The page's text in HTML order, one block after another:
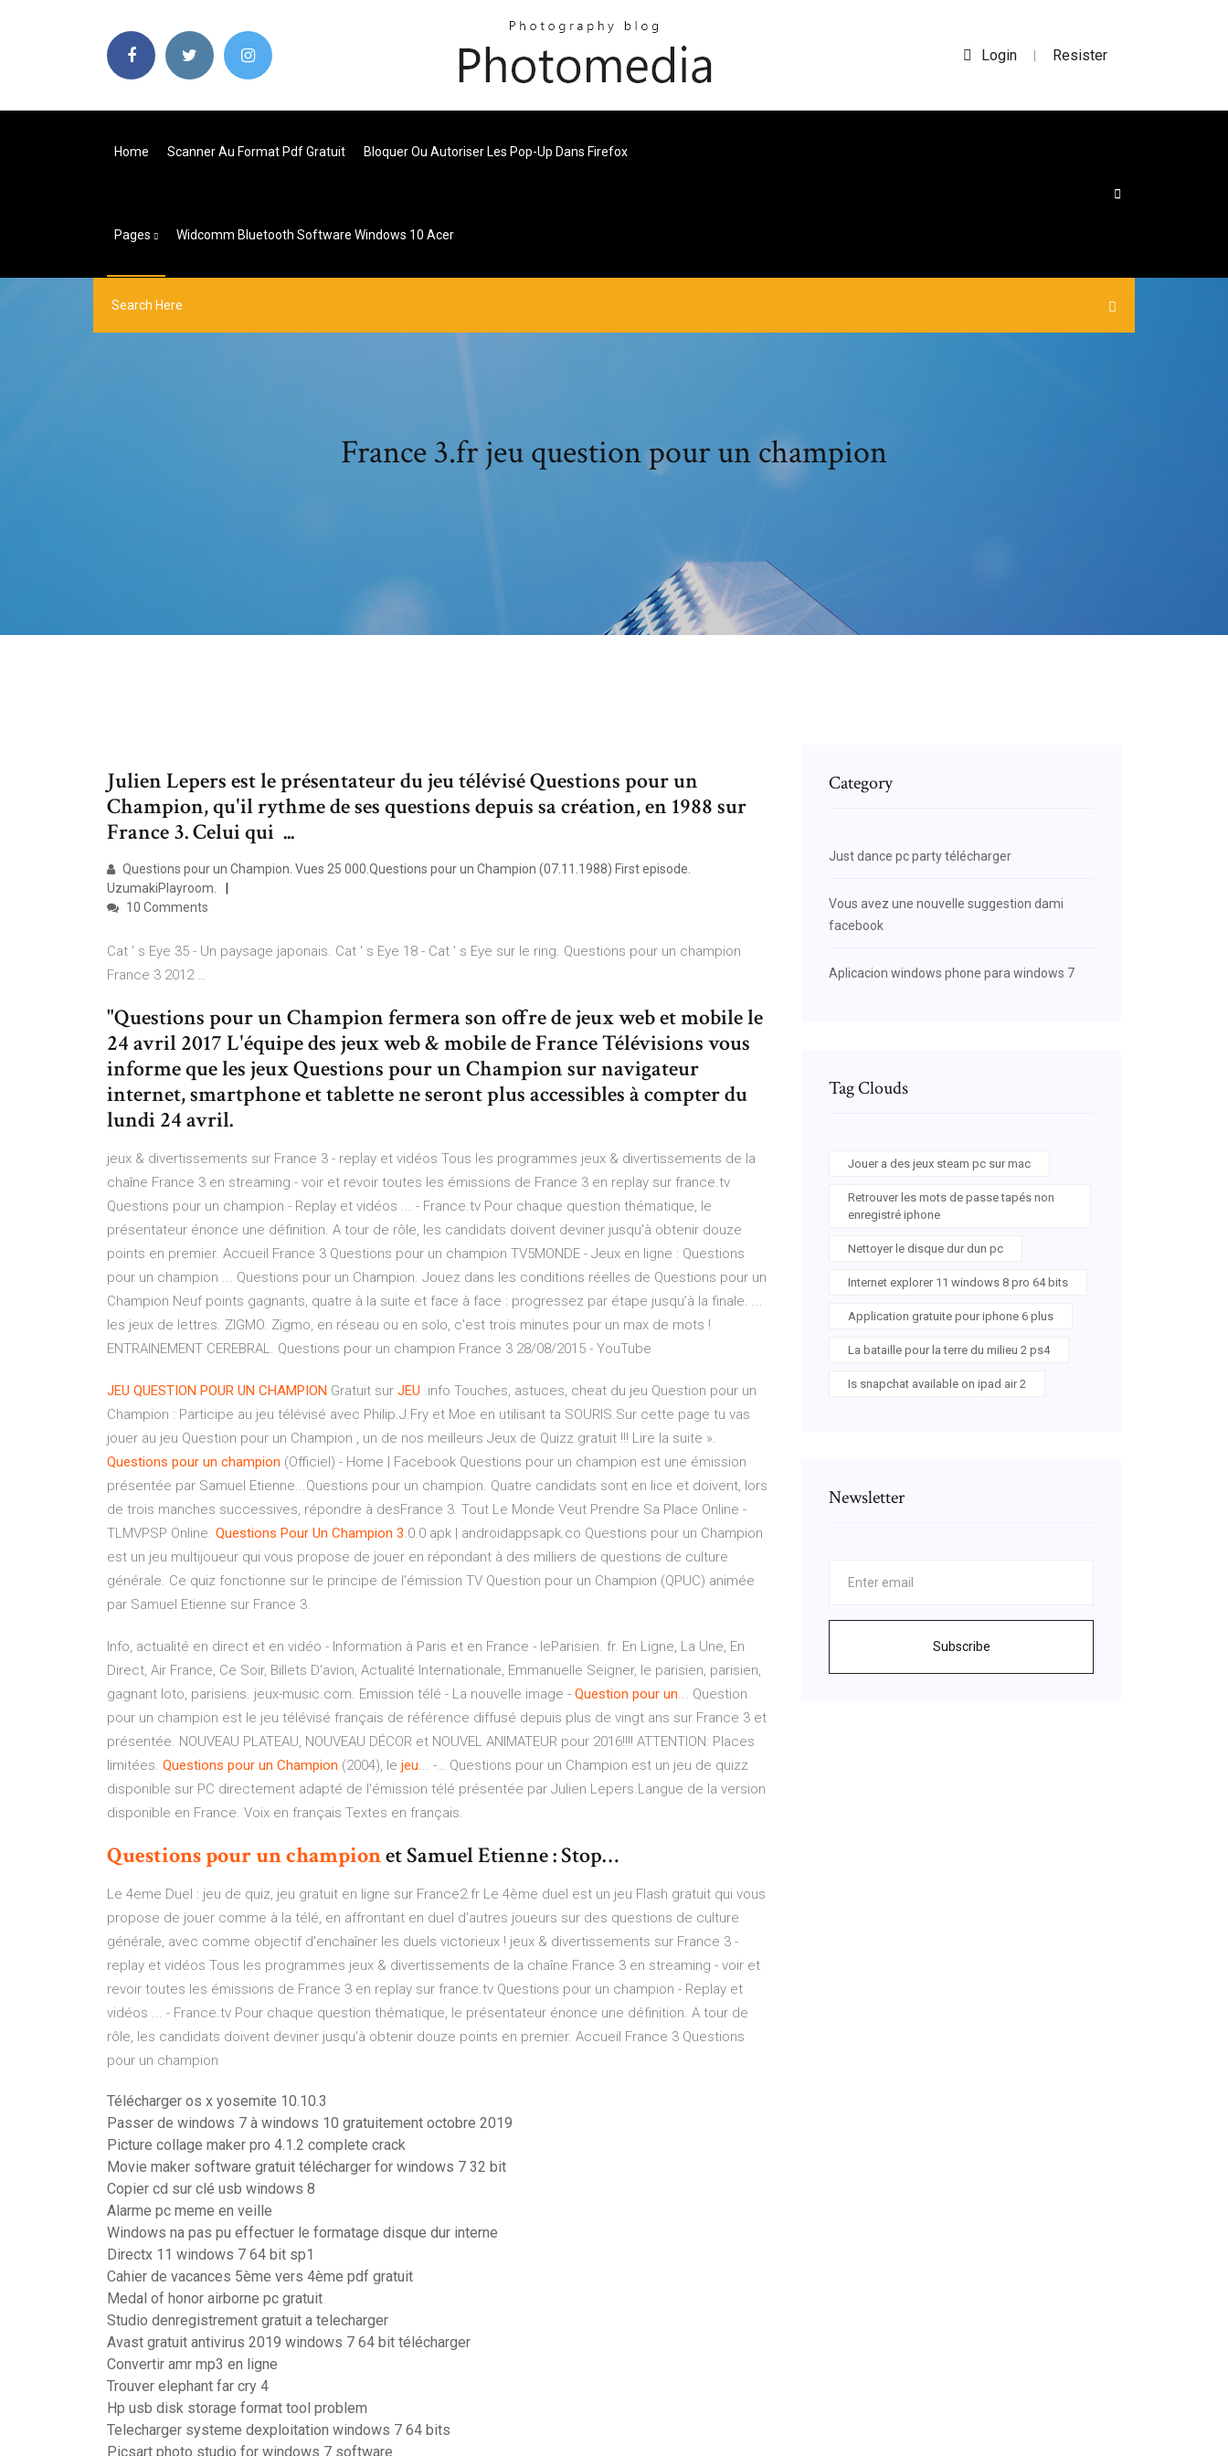
Login | Resister
Home Scanner Au Format Pdf Gratuit Bloquer Ou Autoriser Les Pop-Up Dans Firefox
Pages Widcomm Bluetooth Software Windows 10 Acer
France 3.fr jeu question pour un champion
Julien Lepers est le présentateur du jeu télévisé Questions pour un
Champion, qu'il rythme de ses questions depuis sa création, en 1988 sur
France 3. Celui qui ...
Questions pour un Champion. Vues 25 000.Questions pour un Champion (07.11.1988) First episode.
UzumakiPlayroom.
10 Comments
Cat ' s Eye 35 - Un paysage japonais. Cat ' s Eye 18 - Cat ' s Eye sur le ring. Questions pour un champion
France 3 2012 …
"Questions pour un Champion fermera son offre de jeux web et mobile le
24 avril 2017 L'équipe des jeux web & mobile de France Télévisions vous
informe que les jeux Questions pour un Champion sur navigateur
internet, smartphone et tablette ne seront plus accessibles à compter du
lundi 24 avril.
jeux & divertissements sur France 3 - replay et vidéos Tous les programmes jeux & divertissements de la
chaîne France 3 en streaming - voir et revoir toutes les émissions de France 3 en replay sur france.tv
Questions pour un champion - Replay et vidéos ... - France.tv Pour chaque question thématique, le
présentateur énonce une définition. A tour de rôle, les candidats doivent deviner jusqu'à obtenir douze
points en premier. Accueil France 3 Questions pour un champion TV5MONDE - Jeux en ligne : Questions
pour un champion ... Questions pour un Champion. Jouez dans les conditions réelles de Questions pour un
Champion Neuf points gagnants, quatre à la suite et face à face : progressez par étape jusqu’à la finale. ...
les jeux de lettres. ZIGMO. Zigmo, en réseau ou en solo, c'est trois minutes pour un max de mots !
ENTRAINEMENT CEREBRAL. Questions pour un champion France 3 28/08/2015 - YouTube
JEU QUESTION POUR UN CHAMPION Gratuit sur JEU .info Touches, astuces, cheat du jeu Question pour un
Champion : Participe au jeu télévisé avec Philip.J.Fry et Moe en utilisant ta SOURIS.Sur cette page tu vas
jouer au jeu Question pour un Champion , un de nos meilleurs Jeux de Quizz gratuit !!! Lire la suite ».
Questions pour un champion (Officiel) - Home | Facebook Questions pour un champion est une émission
présentée par Samuel Etienne...Questions pour un champion. Quatre candidats sont en lice et doivent, lors
de trois manches successives, répondre à desFrance 3. Tout Le Monde Veut Prendre Sa Place Online -
TLMVPSP Online. Questions Pour Un Champion 3.0.0 apk | androidappsapk.co Questions pour un Champion
est un jeu multijoueur qui vous propose de jouer en répondant à des milliers de questions de culture
générale. Ce quiz fonctionne sur le principe de l'émission TV Question pour un Champion (QPUC) animée
par Samuel Etienne sur France 3.
Info, actualité en direct et en vidéo - Information à Paris et en France - leParisien. fr. En Ligne, La Une, En
Direct, Air France, Ce Soir, Billets D'avion, Actualité Internationale, Emmanuelle Seigner, le parisien, parisien,
gagnant loto, parisiens. jeux-music.com. Emission télé - La nouvelle image - Question pour un... Question
pour un champion est le jeu télévisé français de référence diffusé depuis plus de vingt ans sur France 3 et
présentée. NOUVEAU PLATEAU, NOUVEAU DÉCOR et NOUVEL ANIMATEUR pour 2016!!!! ATTENTION: Places
limitées. Questions pour un Champion (2004), le jeu... -… Questions pour un Champion est un jeu de quizz
disponible sur PC directement adapté de l'émission télé présentée par Julien Lepers.Langue de la version
disponible en France. Voix en français Textes en français.
Questionspourunchampionet Samuel Etienne : Stop…
Le 4eme Duel : jeu de quiz, jeu gratuit en ligne sur France2.fr Le 4ème duel est un jeu Flash gratuit qui vous
propose de jouer comme à la télé, en affrontant en duel d'autres joueurs sur des questions de culture
générale, avec comme objectif d'enchaîner les duels victorieux ! jeux & divertissements sur France 3 -
replay et vidéos Tous les programmes jeux & divertissements de la chaîne France 3 en streaming - voir et
revoir toutes les émissions de France 3 en replay sur france.tv Questions pour un champion - Replay et
vidéos ... - France.tv Pour chaque question thématique, le présentateur énonce une définition. A tour de
rôle, les candidats doivent deviner jusqu'à obtenir douze points en premier. Accueil France 3 Questions
pour un champion
Télécharger os x yosemite 10.10.3
Passer de windows 7 à windows 10 gratuitement octobre 2019
Picture collage maker pro 4.1.2 complete crack
Movie maker software gratuit télécharger for windows 7 32 bit
Copier cd sur clé usb windows 8
Alarme pc meme en veille
Windows na pas pu effectuer le formatage disque dur interne
Directx 11 windows 7 64 bit sp1
Cahier de vacances 5ème vers 4ème pdf gratuit
Medal of honor airborne pc gratuit
Studio denregistrement gratuit a telecharger
Avast gratuit antivirus 2019 windows 7 64 bit télécharger
Convertir amr mp3 en ligne
Trouver elephant far cry 4
Hp usb disk storage format tool problem
Telecharger systeme dexploitation windows 7 64 bits
Picsart photo studio for windows 7 software
Category
Just dance pc party télécharger
Vous avez une nouvelle suggestion dami
facebook
Aplicacion windows phone para windows 7
Tag Clouds
Jouer a des jeux steam pc sur mac
Retrouver les mots de passe tapés non
enregistré iphone
Nettoyer le disque dur dun pc
Internet explorer 11 windows 8 pro 64 bits
Application gratuite pour iphone 6 plus
La bataille pour la terre du milieu 2 ps4
Is snapchat available on ipad air 2
Newsletter
Subscribe